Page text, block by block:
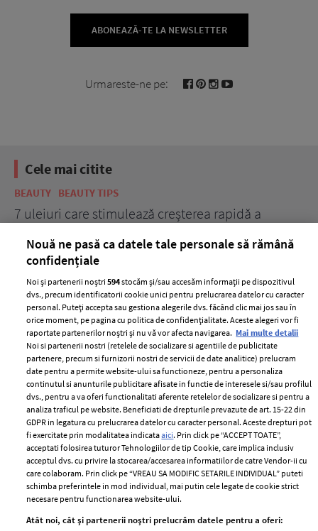
ABONEAZĂ-TE LA NEWSLETTER
Urmareste-ne pe:
Cele mai citite
BEAUTY BEAUTY TIPS
7 uleiuri care stimulează creșterea rapidă a
ELLE Style Awards
2024
Despre ELLE
Romania
Contact
Abonamente
Termeni si conditii
Politica de
confidențialitate
Politica de cookies
Publicitate
femei
Nouă ne pasă ca datele tale personale să rămână
confidențiale
Noi și partenerii noștri594stocăm și/sau accesăm informații pe dispozitivul
dvs., precum identificatorii cookie unici pentru prelucrarea datelor cu caracter
personal. Puteți accepta sau gestiona alegerile dvs. făcând clic mai jos sau în
orice moment, pe pagina cu politica de confidențialitate. Aceste alegeri vor fi
raportate partenerilor noștri și nu vă vor afecta navigarea. Mai multe detalii
Noi si partenerii nostri (retelele de socializare si agentiile de publicitate
partenere, precum si furnizorii nostri de servicii de date analitice) prelucram
date pentru a permite website-ului sa functioneze, pentru a personaliza
continutul si anunturile publicitare afisate in functie de interesele si/sau profilul
dvs., pentru a va oferi functionalitati aferente retelelor de socializare si pentru a
analiza traficul pe website. Beneficiati de drepturile prevazute de art. 15-22 din
GDPR in legatura cu prelucrarea datelor cu caracter personal. Aceste drepturi pot
fi exercitate prin modalitatea indicataaici. Prin click pe “ACCEPT TOATE”,
acceptati folosirea tuturor Tehnologiilor de tip Cookie, care implica inclusiv
acceptul dvs. cu privire la stocarea/accesarea informatiilor de catre Vendor-ii cu
care colaboram. Prin click pe “VREAU SA MODIFIC SETARILE INDIVIDUAL” puteti
schimba preferintele in mod individual, mai putin cele legate de cookie strict
necesare pentru functionarea website-ului.
Atât noi, cât și partenerii noștri prelucrăm datele pentru a oferi: